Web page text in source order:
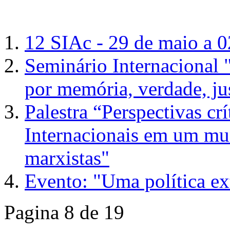
12 SIAc - 29 de maio a
Seminário Internacional
por memória, verdade,
Palestra “Perspectivas
Internacionais em um
marxistas"
Evento: "Uma política
Pagina 8 de 19